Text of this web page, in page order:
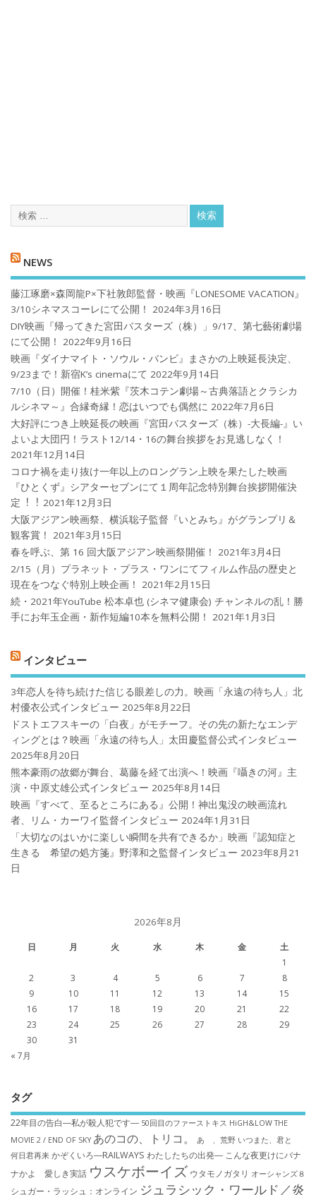
NEWS
藤江琢磨×森岡龍P×下社敦郎監督・映画『LONESOME VACATION』
3/10シネマスコーレにて公開！
2024年3月16日
DIY映画『帰ってきた宮田バスターズ（株）」9/17、第七藝術劇場
にて公開！
2022年9月16日
映画『ダイナマイト・ソウル・バンビ』まさかの上映延長決定、
9/23まで！新宿K’s cinemaにて 2022年9月14日
7/10（日）開催！桂米紫『茨木コテン劇場～古典落語とクラシカ
ルシネマ～』合縁奇縁！恋はいつでも偶然に 2022年7月6日
大好評につき上映延長の映画『宮田バスターズ（株）-大長編-』い
よいよ大団円！ラスト12/14・16の舞台挨拶をお見逃しなく！
2021年12月14日
コロナ禍を⾛り抜け⼀年以上のロングラン上映を果たした映画
『ひとくず』シアターセブンにて１周年記念特別舞台挨拶開催決
定︕︕ 2021年12月3日
大阪アジアン映画祭、横浜聡子監督『いとみち』がグランプリ＆
観客賞！
2021年3月15日
春を呼ぶ、第 16 回大阪アジアン映画祭開催！
2021年3月4日
2/15（月）プラネット・プラス・ワンにてフィルム作品の歴史と
現在をつなぐ特別上映企画！
2021年2月15日
続・2021年YouTube 松本卓也 (シネマ健康会) チャンネルの乱！勝
手にお年玉企画・新作短編10本を無料公開！
2021年1月3日
インタビュー
3年恋人を待ち続けた信じる眼差しの力。映画「永遠の待ち人」北
村優衣公式インタビュー 2025年8月22日
ドストエフスキーの「白夜」がモチーフ。その先の新たなエンデ
ィングとは？映画「永遠の待ち人」太田慶監督公式インタビュー
2025年8月20日
熊本豪雨の故郷が舞台、葛藤を経て出演へ！映画『囁きの河』主
演・中原丈雄公式インタビュー 2025年8月14日
映画『すべて、至るところにある』公開！神出鬼没の映画流れ
者、リム・カーワイ監督インタビュー 2024年1月31日
「大切なのはいかに楽しい瞬間を共有できるか」映画『認知症と
生きる 希望の処方箋』野澤和之監督インタビュー 2023年8月21
日
2026年8月
日 月 火 水 木 金
土
1
2
3 4 5 6 7
8
9
10 11 12 13 14
15
16
17 18 19 20 21
22
23
24 25 26 27 28
29
30
31
« 7月
タグ
22年目の告白―私が殺人犯です― 50回目のファーストキス HiGH&LOW THE
MOVIE 2 / END OF SKY あのコの、トリコ。 あゝ、荒野 いつまた、君と
何日君再来 かぞくいろ―RAILWAYS わたしたちの出発― こんな夜更けにバナ
ナかよ 愛しき実話 ウスケボーイズ ウタモノガタリ オーシャンズ８
シュガー・ラッシュ：オ​ンライン ジュラシック・ワールド／炎